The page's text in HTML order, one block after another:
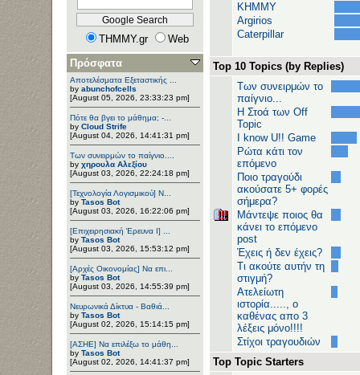
THMMY.gr
Web
Πρόσφατα
Αποτελέσματα Εξεταστικής ...
by abunchofcells
[August 05, 2026, 23:33:23 pm]
Πότε θα βγει το μάθημα; -...
by Cloud Strife
[August 04, 2026, 14:41:31 pm]
Των συνειρμών το παίγνιο....
by χηρουλα Αλεξίου
[August 03, 2026, 22:24:18 pm]
[Τεχνολογία Λογισμικού] Ν...
by Tasos Bot
[August 03, 2026, 16:22:06 pm]
[Επιχειρησιακή Έρευνα Ι] ...
by Tasos Bot
[August 03, 2026, 15:53:12 pm]
[Αρχές Οικονομίας] Να επι...
by Tasos Bot
[August 03, 2026, 14:55:39 pm]
Νευρωνικά Δίκτυα - Βαθιά...
by Tasos Bot
[August 02, 2026, 15:14:15 pm]
[ΑΣΗΕ] Να επιλέξω το μάθη...
by Tasos Bot
[August 02, 2026, 14:41:37 pm]
ΚΗΜΜΥ
Argirios
Caterpillar
Top 10 Topics (by Replies)
Των συνειρμών το
παίγνιο...
H Στοά των Off
Topic
I know U!! Game
Ρώτα κάτι τον
επόμενο
Ποιο τραγούδι
ακούσατε 5+ φορές
σήμερα?
Μάντεψε ποιος θα
κάνει το επόμενο
post
Έχεις ή δεν έχεις?
Τι ακούτε αυτήν τη
στιγμή?
Ατελείωτη
ιστορία....., ο
καθένας απο 3
λέξεις μόνο!!!!
Στίχοι τραγουδιών
Top Topic Starters